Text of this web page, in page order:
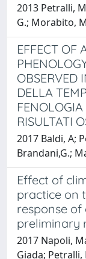
2013 Petralli,
G.; Morabito,
EFFECT OF
OBSERVED
DELLA
FENOLOGIA
RISULTATI
2017 Baldi, A;
Brandani,G.;
Effect of
practice on
response of
preliminary
2017 Napoli,
Giada;